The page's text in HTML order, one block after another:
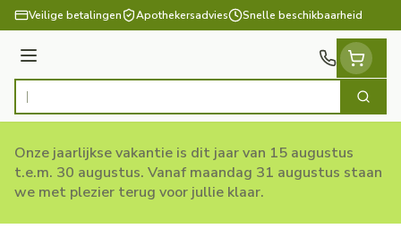
Ga naar de inhoud
Veilige betalingen Apothekersadvies Snelle beschikbaarheid
Menu
Product, merk, categorie... Zoek
Onze jaarlijkse vakantie is dit jaar van 15 augustus
t.e.m. 30 augustus. Vanaf maandag 31 augustus staan
we met plezier terug voor jullie klaar.